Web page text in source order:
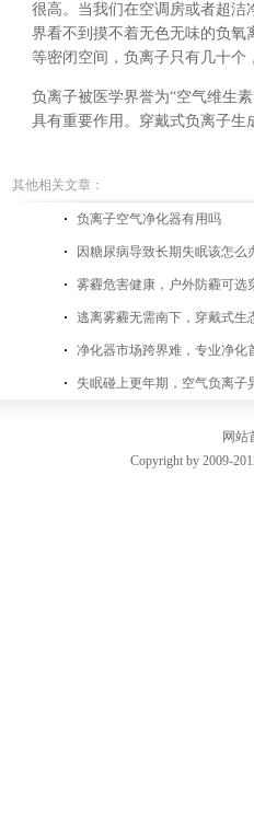
很高。当我们在空调房或者超洁
界看不到摸不着无色无味的负氧
等密闭空间，负离子只有几十个
负离子被医学界誉为“空气维生
具有重要作用。穿戴式负离子生
其他相关文章：
负离子空气净化器有用吗
因糖尿病导致长期失眠该怎么
雾霾危害健康，户外防霾可选
逃离雾霾无需南下，穿戴式生
净化器市场跨界难，专业净化
失眠碰上更年期，空气负离子
网站
Copyright by 2009-